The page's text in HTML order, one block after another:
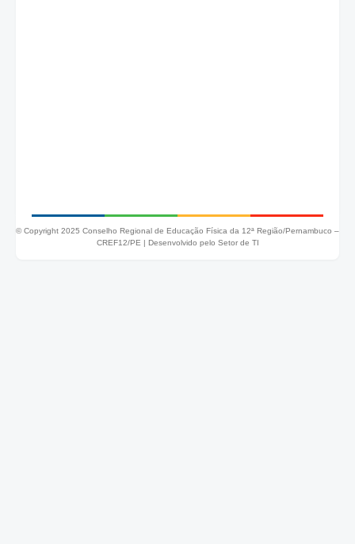
© Copyright 2025 Conselho Regional de Educação Física da 12ª Região/Pernambuco –
CREF12/PE | Desenvolvido pelo Setor de TI